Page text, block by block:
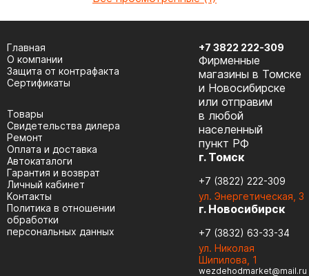
Главная
О компании
Защита от контрафакта
Сертификаты
Товары
Cвидетельства дилера
Ремонт
Оплата и доставка
Автокаталоги
Гарантия и возврат
Личный кабинет
Контакты
Политика в отношении
обработки
персональных данных
+7 3822 222-309
Фирменные
магазины в Томске
и Новосибирске
или отправим
в любой
населенный
пункт РФ
г. Томск
+7 (3822) 222-309
ул. Энергетическая, 3
г. Новосибирск
+7 (3832) 63-33-34
ул. Николая
Шипилова, 1
wezdehodmarket@mail.ru